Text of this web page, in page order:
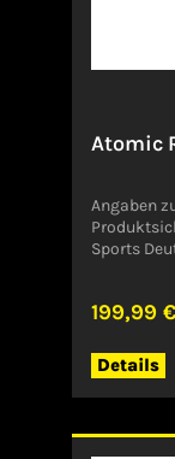
Atomic
Angaben
Sports
199,99
Details